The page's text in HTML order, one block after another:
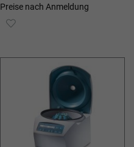
Preise nach Anmeldung
ZUR
HINZUFÜGEN